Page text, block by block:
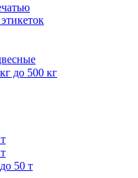
до 500 кг
50 т